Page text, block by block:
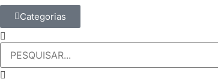
Categorias